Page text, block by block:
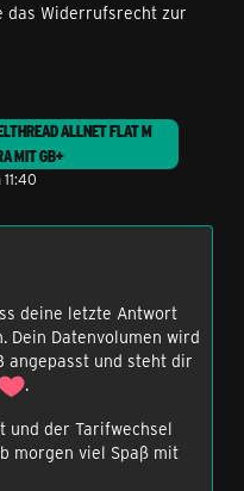
das Widerrufsrecht zur
ALLNET FLAT M
MIT GB+
deine letzte Antwort
Dein Datenvolumen wird
angepasst und steht dir
.
und der Tarifwechsel
morgen viel Spaß mit